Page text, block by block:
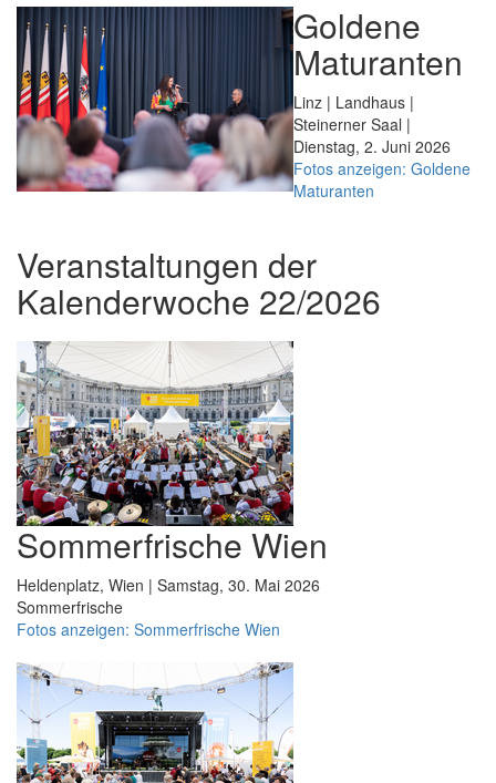
Goldene
Maturanten
Linz | Landhaus |
Steinerner Saal |
Dienstag, 2. Juni 2026
Fotos anzeigen: Goldene
Maturanten
Veranstaltungen der
Kalenderwoche 22/2026
Sommerfrische Wien
Heldenplatz, Wien | Samstag, 30. Mai 2026
Sommerfrische
Fotos anzeigen: Sommerfrische Wien